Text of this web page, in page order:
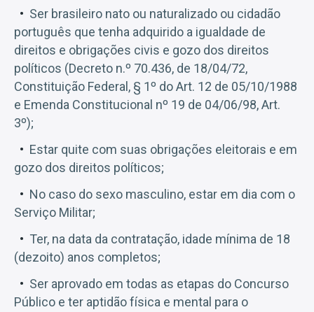
Ser brasileiro nato ou naturalizado ou cidadão
português que tenha adquirido a igualdade de
direitos e obrigações civis e gozo dos direitos
políticos (Decreto n.º 70.436, de 18/04/72,
Constituição Federal, § 1º do Art. 12 de 05/10/1988
e Emenda Constitucional nº 19 de 04/06/98, Art.
3º);
Estar quite com suas obrigações eleitorais e em
gozo dos direitos políticos;
No caso do sexo masculino, estar em dia com o
Serviço Militar;
Ter, na data da contratação, idade mínima de 18
(dezoito) anos completos;
Ser aprovado em todas as etapas do Concurso
Público e ter aptidão física e mental para o